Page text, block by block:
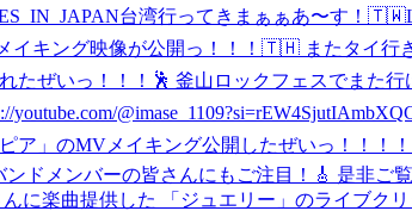
台湾行ってきまぁぁあ〜す！🇹🇼
イキング映像が公開っ！！！🇹🇭 またタイ行
たぜいっ！！！🕺 釜山ロックフェスでまた
ピア」のMVメイキング公開したぜいっ！！！
ドメンバーの皆さんにもご注目！🎸 是非ご
に楽曲提供した 「ジュエリー」のライブク